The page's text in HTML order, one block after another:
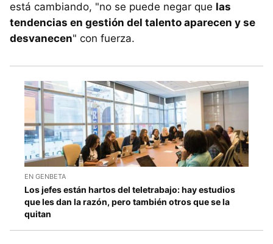
está cambiando, "no se puede negar que las
tendencias en gestión del talento aparecen y se
desvanecen" con fuerza.
EN GENBETA
Los jefes están hartos del teletrabajo: hay estudios
que les dan la razón, pero también otros que se la
quitan